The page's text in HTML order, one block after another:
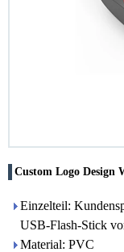
Custom Logo Design
Einzelteil:
USB-Flash-Stick
Material: PVC